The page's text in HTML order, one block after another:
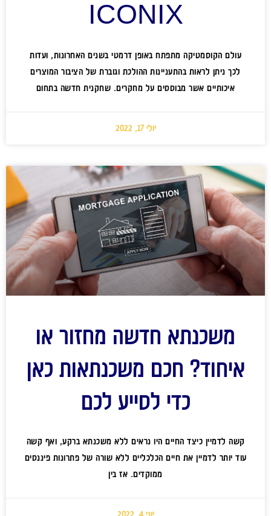
ICONIX
עולם הקוסמטיקה מתפתח באופן דרמטי בשנים האחרונות, ועדות
לכך ניתן לראות בהתעניינות ההולכת וגוברת של הציבור המוצרים
איכותיים אשר מבוססים על מחקרים. שחקנית חדשה בתחום
יולי 17, 2022
משכנתא חדשה מחזור או
איחוד? חכם משכנתאות כאן
כדי לסייע לכם
קשה לדמיין כיצד החיים היו נראים ללא משכנתא ברקע, ואף קשה
עוד יותר לדמיין את חיים הכלכליים ללא שורה של פתרונות פיננסים
ממוקדים. אז בין